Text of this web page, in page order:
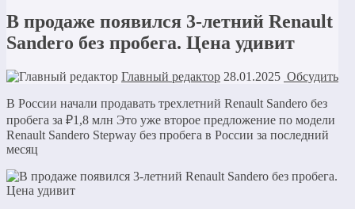
В продаже появился 3-летний Renault
Sandero без пробега. Цена удивит
Главный редактор 28.01.2025 Обсудить
В России начали продавать трехлетний Renault Sandero без
пробега за ₽1,8 млн Это уже второе предложение по модели
Renault Sandero Stepway без пробега в России за последний
месяц